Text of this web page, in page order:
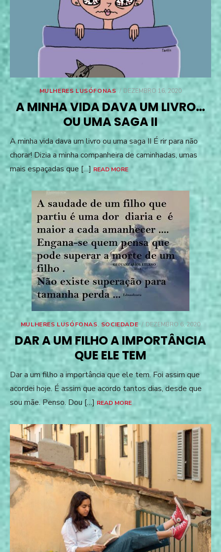
MULHERES LUSÓFONAS
POSTED
DEZEMBRO 16, 2020
A MINHA VIDA DAVA UM LIVRO…
OU UMA SAGA II
A minha vida dava um livro ou uma saga II É rir para não
chorar! Dizia a minha companheira de caminhadas, umas
mais espaçadas que […] READ MORE
MULHERES LUSÓFONAS, SOCIEDADE
POSTED
ON
DEZEMBRO 6, 2020
DAR A UM FILHO A IMPORTÂNCIA
QUE ELE TEM
Dar a um filho a importância que ele tem. Foi assim que
acordei hoje. É assim que acordo tantos dias, desde que
sou mãe. Penso. Dou […] READ MORE